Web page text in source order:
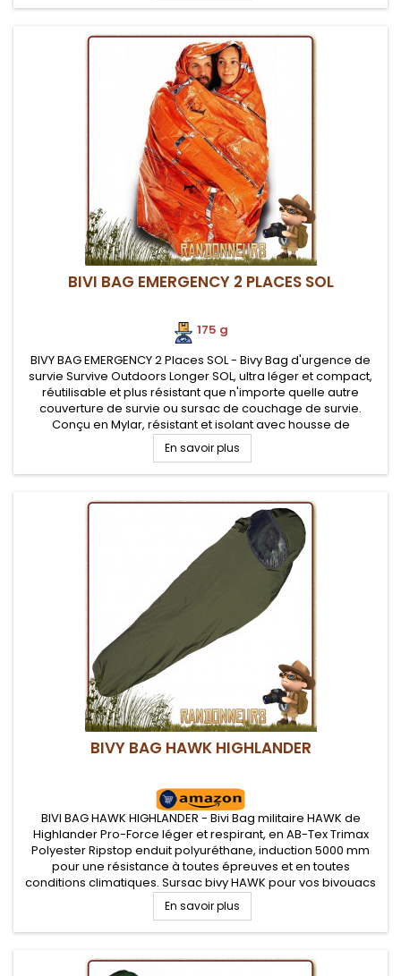
BIVI BAG EMERGENCY 2 PLACES SOL
175 g
BIVY BAG EMERGENCY 2 Places SOL - Bivy Bag d'urgence de
survie Survive Outdoors Longer SOL, ultra léger et compact,
réutilisable et plus résistant que n'importe quelle autre
couverture de survie ou sursac de couchage de survie.
Conçu en Mylar, résistant et isolant avec housse de
compression en Silnylon. Etanche mais non respirant. La taille
de ce sursac...
En savoir plus
BIVY BAG HAWK HIGHLANDER
BIVI BAG HAWK HIGHLANDER - Bivi Bag militaire HAWK de
Highlander Pro-Force léger et respirant, en AB-Tex Trimax
Polyester Ripstop enduit polyuréthane, induction 5000 mm
pour une résistance à toutes épreuves et en toutes
conditions climatiques. Sursac bivy HAWK pour vos bivouacs
bushcraft, militaire et airsoft dans la verte.
En savoir plus